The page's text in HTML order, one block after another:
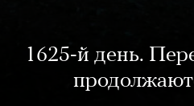
1625-й день.